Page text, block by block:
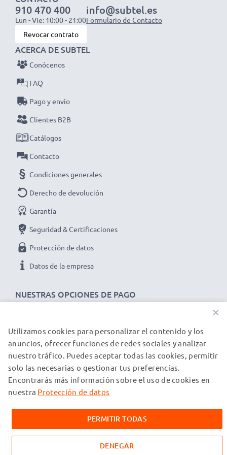
NOTA: Para un rendimiento óptimo, eficiencia y mayor
vida útil, carga completamente tus baterías antes del
primer uso.
Despídete de las molestas pausas para cargar con este
cargador inteligente y compacto con pantalla LCD de
CELLONIC. ¡Haz tu pedido ahora con entrega rápida y
garantía de 3 años!
910 470 400
Lun - Vie: 10:00 - 21:00
info@subtel.es
Formulario de Contacto
Revocar contrato
NUESTRAS OPCIONES DE PAGO
ACERCA DE SUBTEL
Conócenos
FAQ
Pago y envío
Clientes B2B
Catálogos
Contacto
Condiciones generales
Derecho de devolución
Garantía
Seguridad & Certificaciones
Protección de datos
Datos de la empresa
NUESTROS PARTNERS DE ENVÍO
© subtel.es 2026
Todos los precios incluyen IVA y excluyen los costos de envío.
Tenga en cuenta que todas las marcas registradas que
mencionan en nuestras páginas web exclusivamente para
proporcionar información sobre nuestros productos.
×
Utilizamos cookies para personalizar el contenido y los
anuncios, ofrecer funciones de redes sociales y analizar
nuestro tráfico. Puedes aceptar todas las cookies, permitir
solo las necesarias o gestionar tus preferencias.
Encontrarás más información sobre el uso de cookies en
nuestra Protección de datos
PERMITIR TODAS
DENEGAR